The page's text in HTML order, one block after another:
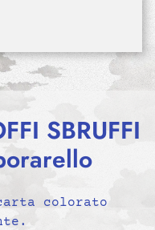
SBRUFFI
colorato